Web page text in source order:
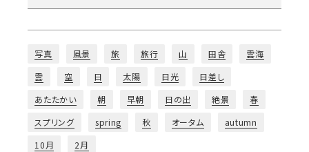
写真 風景 旅 旅行 山 田舎
雲海
雲
空 日 太陽 日光
日差し
あたたかい
朝 早朝 日の出 絶景
春
スプリング
spring 秋 オータム
autumn
10月
2月